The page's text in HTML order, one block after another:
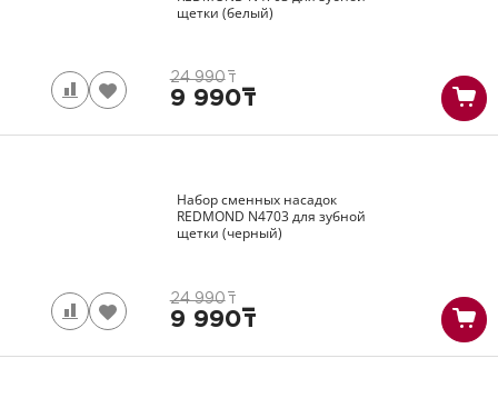
щетки (белый)
24 990 т
9 990т
Набор сменных насадок
REDMOND N4703для зубной
щетки (черный)
24 990 т
9 990т